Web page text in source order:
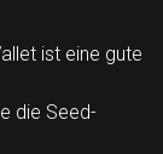
ist eine gute
die Seed-